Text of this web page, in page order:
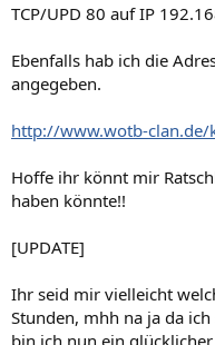
TCP/UPD 80 auf IP
Ebenfalls hab ich die
angegeben.
http://www.wotb-clan.de/
Hoffe ihr könnt mir
haben könnte!!
[UPDATE]
Ihr seid mir vielleicht
Stunden, mhh na ja da
bin ich nun ein